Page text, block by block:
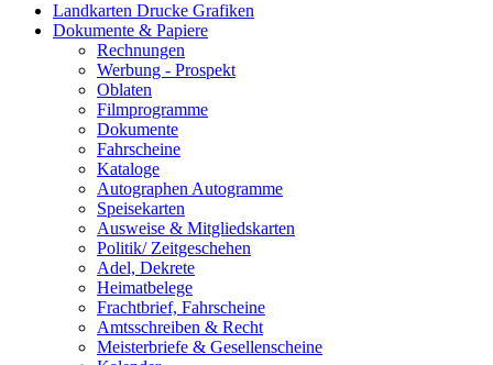
Landkarten Drucke Grafiken
Dokumente & Papiere
Rechnungen
Werbung - Prospekt
Oblaten
Filmprogramme
Dokumente
Fahrscheine
Kataloge
Autographen Autogramme
Speisekarten
Ausweise & Mitgliedskarten
Politik/ Zeitgeschehen
Adel, Dekrete
Heimatbelege
Frachtbrief, Fahrscheine
Amtsschreiben & Recht
Meisterbriefe & Gesellenscheine